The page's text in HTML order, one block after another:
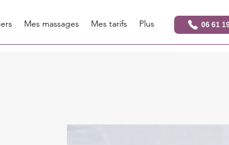
Mes massages Mes tarifs Plus 06 61